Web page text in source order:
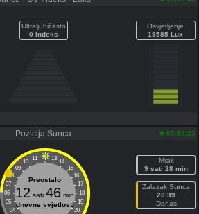
Ultraljubičasto
0 Indeks
Osvjetljenje
19585 Lux
Pozicija Sunca 07:53:23
11 13
10
14
09
15
08
16
07
17
06
18
05
19
04
20
Preostalo
12 sati46 min
dnevne svjetlosti
Mrak
9 sati 28 min
Zalazak Sunca
20:39
Danas